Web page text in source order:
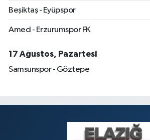
Beşiktaş - Eyüpspor
Amed - Erzurumspor FK
17 Ağustos, Pazartesi
Samsunspor - Göztepe